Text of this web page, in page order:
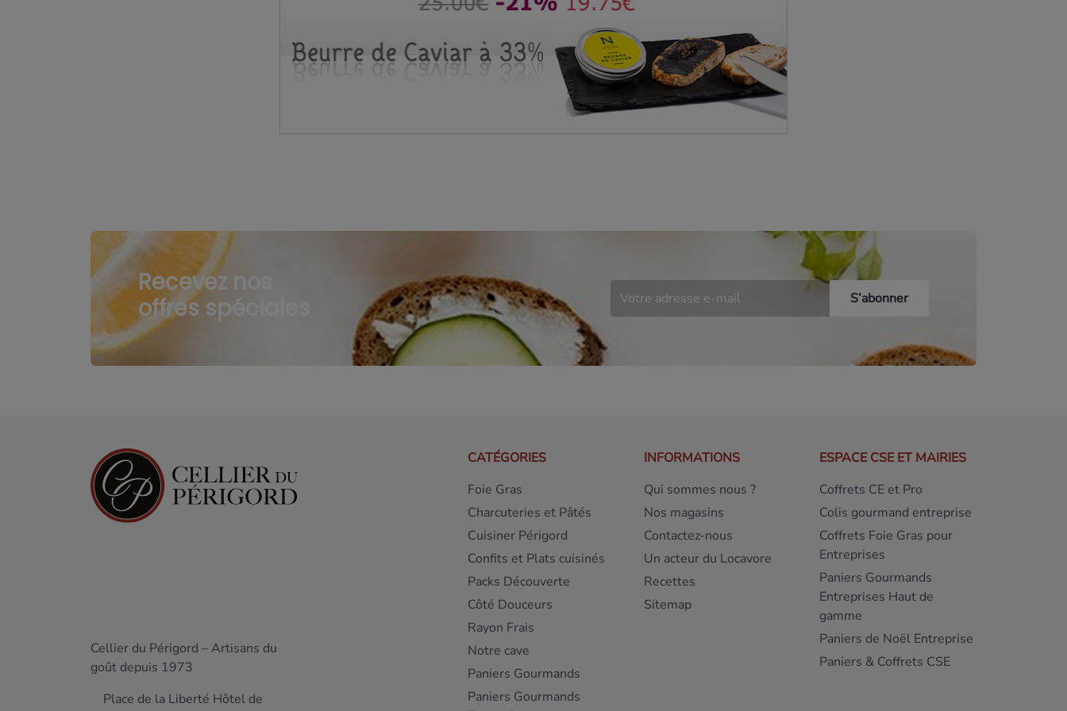
Recevez nos
offres spéciales
Cellier du Périgord – Artisans du
goût depuis 1973
Place de la Liberté Hôtel de
CATÉGORIES
Foie Gras
Charcuteries et Pâtés
Cuisiner Périgord
Confits et Plats cuisinés
Packs Découverte
Côté Douceurs
Rayon Frais
Notre cave
Paniers Gourmands
Paniers Gourmands
INFORMATIONS
Qui sommes nous ?
Nos magasins
Contactez-nous
Un acteur du Locavore
Recettes
Sitemap
ESPACE CSE ET MAIRIES
Coffrets CE et Pro
Colis gourmand entreprise
Coffrets Foie Gras pour
Entreprises
Paniers Gourmands
Entreprises Haut de
gamme
Paniers de Noël Entreprise
Paniers & Coffrets CSE